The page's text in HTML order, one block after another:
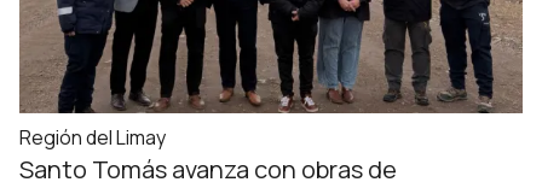
Región del Limay
Santo Tomás avanza con obras de